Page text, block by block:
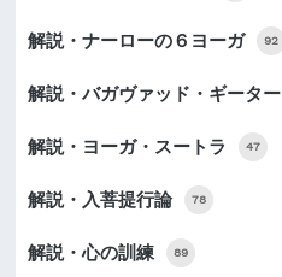
解説・ナーローの６ヨーガ 92
解説・バガヴァッド・ギーター
解説・ヨーガ・スートラ 47
解説・入菩提行論 78
解説・心の訓練 89